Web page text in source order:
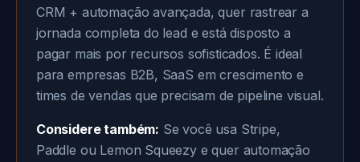
CRM + automação avançada, quer rastrear a
jornada completa do lead e está disposto a
pagar mais por recursos sofisticados. É ideal
para empresas B2B, SaaS em crescimento e
times de vendas que precisam de pipeline visual.
Considere também: Se você usa Stripe,
Paddle ou Lemon Squeezy e quer automação